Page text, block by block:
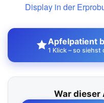
Display in der
Apfelpatient
1 Klick – so siehst
War